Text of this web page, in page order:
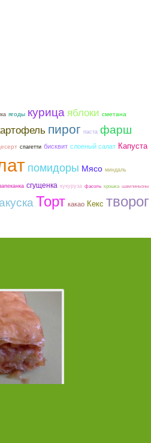
ягоды курица яблоки сметана
пирог паста фарш
спагетти бисквит слоеный салат Капуста
помидоры Мясо миндаль
сгущенка кукуруза фасоль крошка шампиньоны
Торт какао Кекс творог